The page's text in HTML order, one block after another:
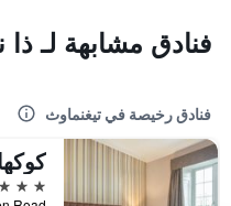
فنادق مشابهة لـ
فنادق رخيصة في تيغنماوث
3 نجوم